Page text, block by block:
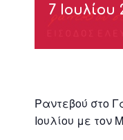
7 Ιουλίου
Ραντεβού στο
Ιουλίου με τον